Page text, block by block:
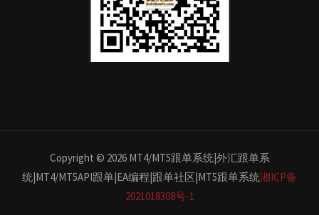
Copyright © 2026 MT4/MT5跟单系统|外汇跟单系
统|MT4/MT5API跟单|EA编程|跟单社区|MT5跟单系统湘ICP备
2021018308号-1